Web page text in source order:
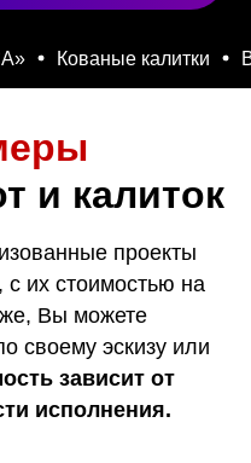
Кованые калитки
и калиток
проекты
с их стоимостью на
Вы можете
своему эскизу или
зависит от
исполнения.